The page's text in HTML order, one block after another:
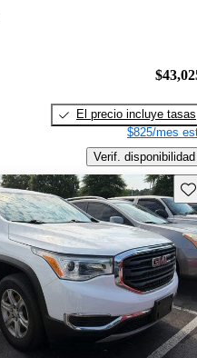
El precio incluye tasas
$825/mes
Verif. disponibilidad